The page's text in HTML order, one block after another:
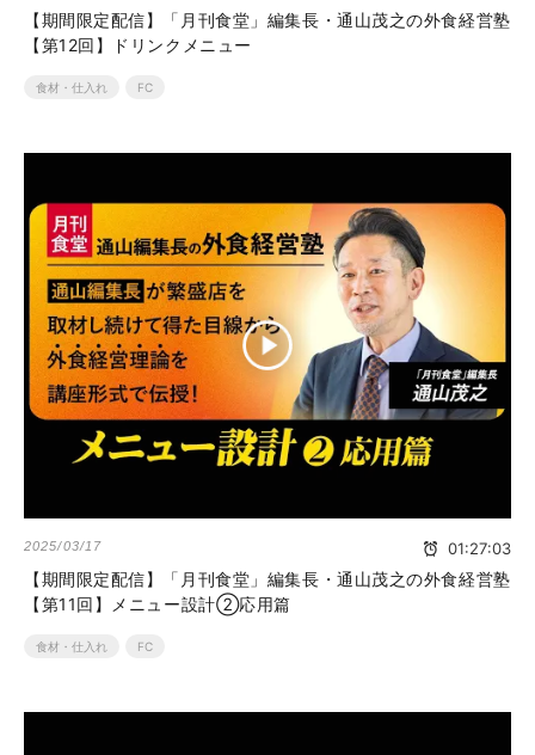
【期間限定配信】「月刊食堂」編集長・通山茂之の外食経営塾
【第12回】ドリンクメニュー
食材・仕入れ FC
2025/03/17 01:27:03
【期間限定配信】「月刊食堂」編集長・通山茂之の外食経営塾
【第11回】メニュー設計②応用篇
食材・仕入れ FC